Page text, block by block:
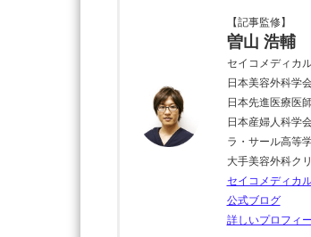
【記事監修】
曽山 浩輔
セイコメディカ
日本美容外科学
日本先進医療医
日本産婦人科学
ラ・サール高等
大手美容外科ク
セイコメディカ
公式ブログ
詳しいプロフィ